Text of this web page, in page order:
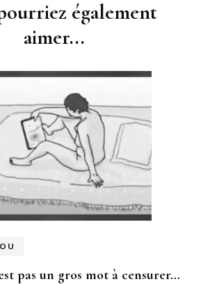
également
aimer...
pas un gros mot à censurer…